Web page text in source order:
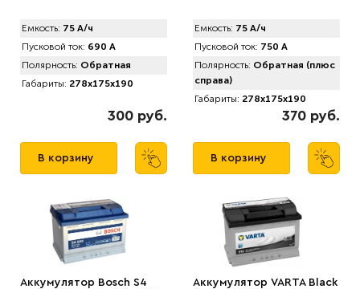
Емкость: 75 А/ч
Пусковой ток: 690 А
Полярность: Обратная
Габариты: 278x175x190
300 руб.
В корзину
Емкость: 75 А/ч
Пусковой ток: 750 А
Полярность: Обратная (плюс
справа)
Габариты: 278x175x190
370 руб.
В корзину
Аккумулятор Bosch S4
Аккумулятор VARTA Black